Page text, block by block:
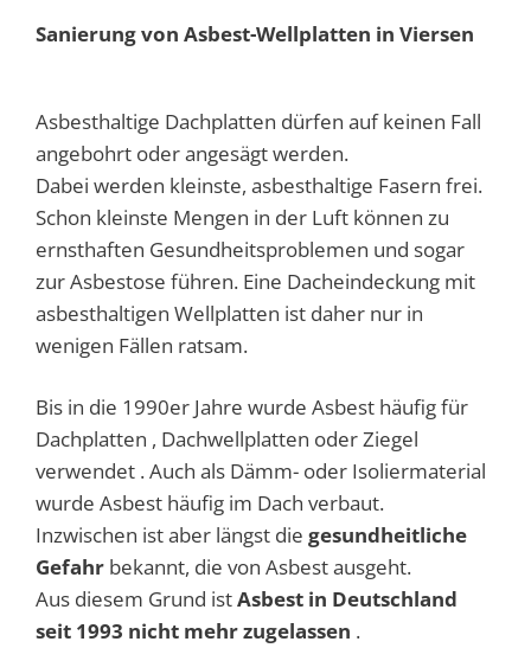
Sanierung von Asbest-Wellplatten in Viersen
Asbesthaltige Dachplatten dürfen auf keinen Fall
angebohrt oder angesägt werden.
Dabei werden kleinste, asbesthaltige Fasern frei.
Schon kleinste Mengen in der Luft können zu
ernsthaften Gesundheitsproblemen und sogar
zur Asbestose führen. Eine Dacheindeckung mit
asbesthaltigen Wellplatten ist daher nur in
wenigen Fällen ratsam.
Bis in die 1990er Jahre wurde Asbest häufig für
Dachplatten , Dachwellplatten oder Ziegel
verwendet .Auch als Dämm- oder Isoliermaterial
wurde Asbest häufig im Dach verbaut.
Inzwischen ist aber längst die gesundheitliche
Gefahr bekannt, die von Asbest ausgeht.
Aus diesem Grund istAsbest in Deutschland
seit 1993 nicht mehr zugelassen .